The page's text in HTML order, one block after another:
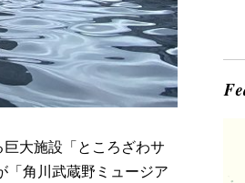
大施設「ところざわサ
「角川武蔵野ミュージア